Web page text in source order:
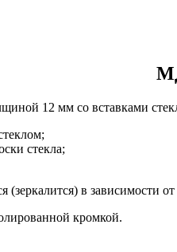
12 мм со вставками
стекла;
в зависимости
кромкой.